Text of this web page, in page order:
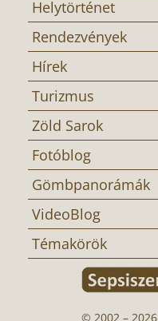
Helytörténet
Rendezvények
Hírek
Turizmus
Zöld Sarok
Fotóblog
Gömbpanorámák
VideoBlog
Témakörök
© 2002 – 2026